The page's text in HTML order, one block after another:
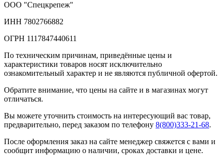
ООО "Спецкрепеж"
ИНН 7802766882
ОГРН 1117847440611
По техническим причинам, приведённые цены и
характеристики товаров носят исключительно
ознакомительный характер и не являются публичной офертой.
Обратите внимание, что цены на сайте и в магазинах могут
отличаться.
Вы можете уточнить стоимость на интересующий вас товар,
предварительно, перед заказом по телефону 8(800)333-21-68.
После оформления заказ на сайте менеджер свяжется с вами и
сообщит информацию о наличии, сроках доставки и цене.